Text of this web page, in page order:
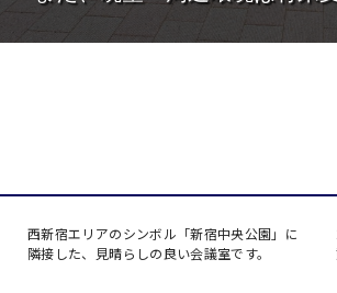
西新宿エリアのシンボル「新宿中央公園」に
隣接した、見晴らしの良い会議室です。
ベルサール半蔵門
ベルサール飯田橋ファースト
渋谷エリア
ベルサール三田ガーデン
有明・羽田エリア
東京ガーデンシアター